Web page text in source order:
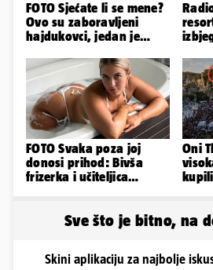
FOTO Sjećate li se mene?
Ovo su zaboravljeni
hajdukovci, jedan je
FOTO Svaka poza joj
donosi prihod: Bivša
frizerka i učiteljica
Oni
kupili
Sve što je bitno, na
Skini aplikaciju za najbolje